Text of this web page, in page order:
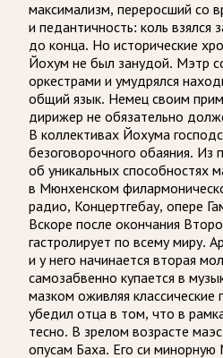
максимализм, переросший со
и педантичность: коль
до конца. Но исторические
Йохум не был занудой. Мэтр
оркестрами и умудрялся
общий язык. Немец своим
дирижер не обязательно
В коллективах Йохума
безоговорочного обаяния. Из
об уникальных способностях
в Мюнхенском
радио, Концертгебау, опере
Вскоре после окончания
гастролирует по всему миру.
и у него начинается вторая
самозабвенно купается в
мазком оживляя классические
убедил отца в том, что в
тесно. В зрелом возрасте
опусам Баха. Его си